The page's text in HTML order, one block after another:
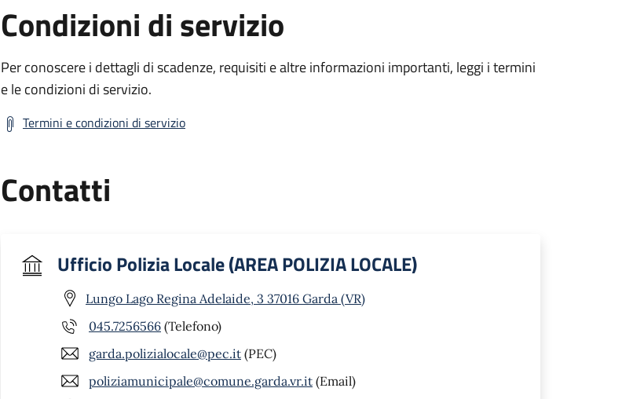
Condizioni di servizio
Per conoscere i dettagli di scadenze, requisiti e altre informazioni importanti, leggi i termini
e le condizioni di servizio.
Termini e condizioni di servizio
Contatti
Ufficio Polizia Locale (AREA POLIZIA LOCALE)
Lungo Lago Regina Adelaide, 3 37016 Garda (VR)
045.7256566 (Telefono)
garda.polizialocale@pec.it (PEC)
poliziamunicipale@comune.garda.vr.it (Email)